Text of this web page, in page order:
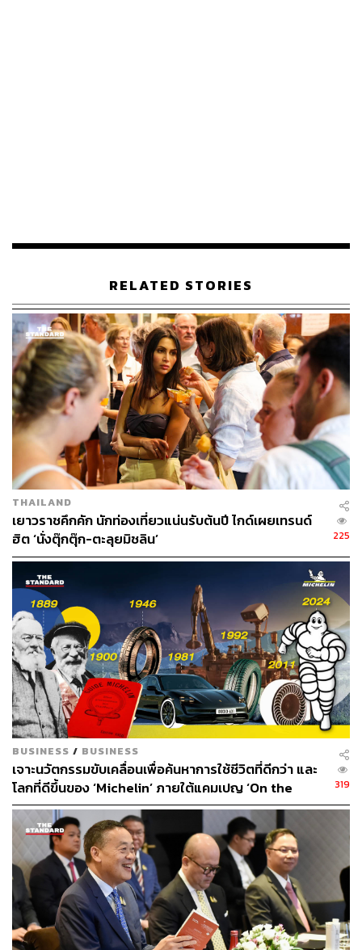
ชลินสตาร์ในโรงแรม Bastide Saint Antoine จากนั้นจึงมี
อาหารที่ได้รับความนิยมมากที่สุดแห่งหนึ่งในกรุงปารีส ซึ่ง
ครอบครองรางวัลมิชลินสตาร์ถึง 3 ดาว และร้านอาหารติด
อันดับโลก The World’s 50 Best Restaurants 2017 อันดับที่
13
ด้วยประสบการณ์ที่สั่งสมและพรสวรรค์ในการปรุงอาหาร
อิตาเลียนสไตล์ Contemporary อันเป็นการผสานนวัตกรรม
สมัยใหม่ที่ใช้ในการปรุง วัตถุดิบที่ปรับเปลี่ยนไปทุกฤดูกาล
และเสน่ห์ของรสชาติแบบต้นตำรับเข้าไว้ด้วยกันอย่างลงตัว
มัสสิมิเลียโน เชฟหนุ่มวัย 33 ปี ปลุกปั้นธุรกิจห้องอาหาร
อิตาเลียนในประเทศบ้านเกิดจนประสบความสำเร็จด้วยการ
คว้ารางวัลมิชลิน 2 ดาวในที่สุด
ปลาสำลีน้ำลึกหมักกับส้มยูซุ ปรุงรสด้วยละอองของจินและโทนิค
RELATED STORIES
THAILAND
เยาวราชคึกคัก นักท่องเที่ยวแน่นรับต้นปี ไกด์เผยเทรนด์
ฮิต ‘นั่งตุ๊กตุ๊ก-ตะลุยมิชลิน’
225
BUSINESS / BUSINESS
เจาะนวัตกรรมขับเคลื่อนเพื่อค้นหาการใช้ชีวิตที่ดีกว่า และ
โลกที่ดีขึ้นของ ‘Michelin’ ภายใต้แคมเปญ ‘On the
Road and Beyond’
319